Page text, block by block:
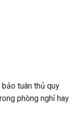
tuân thủ quy
phòng nghỉ hay